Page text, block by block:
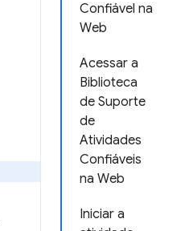
Confiável na
Web
Acessar a
Biblioteca
de Suporte
de
Atividades
Confiáveis
na Web
Iniciar a